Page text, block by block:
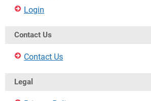
Login
Contact Us
Contact Us
Legal